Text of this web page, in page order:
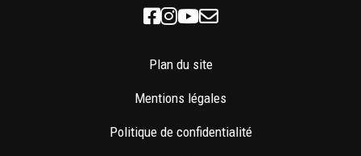
Facebook
Instagram
Youtube
Newsletter
Plan du site
Mentions légales
Politique de confidentialité